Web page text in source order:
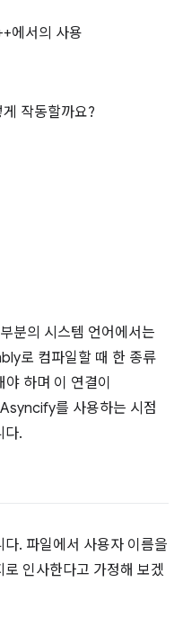
에서의 사용
작동할까요?
분의 시스템 언어에서는
로 컴파일할 때 한 종류
하며 이 연결이
를 사용하는 시점
다.
. 파일에서 사용자 이름을
인사한다고 가정해 보겠